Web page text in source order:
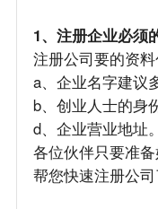
1、注册企业必须
注册公司要的资
a、企业名字建议
b、创业人士的身
d、企业营业地址。
各位伙伴只要准
帮您快速注册公司